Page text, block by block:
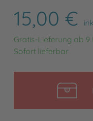
15,00 €
Gratis-Lieferung ab 9
Sofort lieferbar